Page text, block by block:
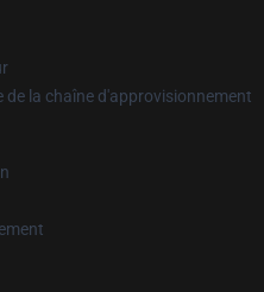
de la chaîne d'approvisionnement